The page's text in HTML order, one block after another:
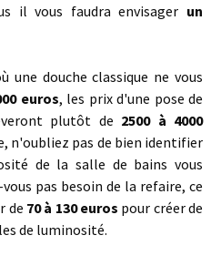
il vous faudra envisager un
une douche classique ne vous
euros, les prix d'une pose de
plutôt de 2500 à 4000
n'oubliez pas de bien identifier
de la salle de bains vous
pas besoin de la refaire, ce
de 70 à 130 euros pour créer de
de luminosité.